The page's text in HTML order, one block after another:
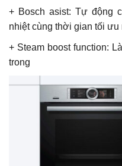
+ Bosch asist: Tự động
nhiệt cùng thời gian tối ưu
+ Steam boost function:
trong